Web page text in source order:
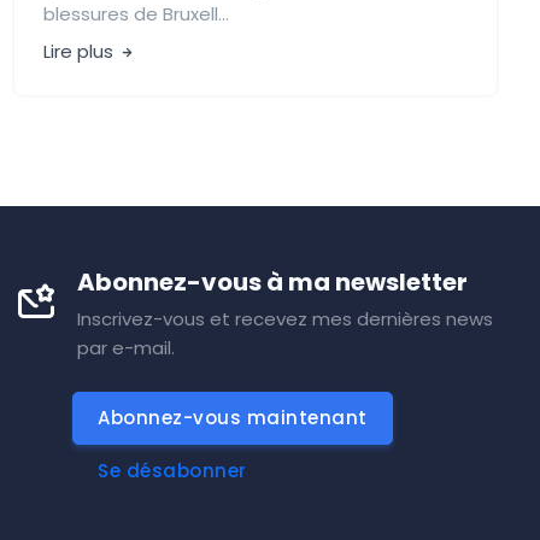
blessures de Bruxell...
Lire plus
Abonnez-vous à ma newsletter
Inscrivez-vous et recevez mes dernières news
par e-mail.
Abonnez-vous maintenant
Se désabonner